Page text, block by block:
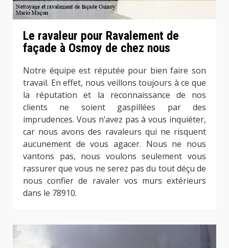
Le ravaleur pour Ravalement de
façade à Osmoy de chez nous
Notre équipe est réputée pour bien faire son
travail. En effet, nous veillons toujours à ce que
la réputation et la reconnaissance de nos
clients ne soient gaspillées par des
imprudences. Vous n’avez pas à vous inquiéter,
car nous avons des ravaleurs qui ne risquent
aucunement de vous agacer. Nous ne nous
vantons pas, nous voulons seulement vous
rassurer que vous ne serez pas du tout déçu de
nous confier de ravaler vos murs extérieurs
dans le 78910.